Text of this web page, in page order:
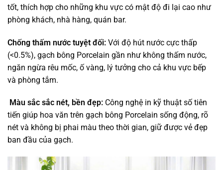
tốt, thích hợp cho những khu vực có mật độ đi lại cao như
phòng khách, nhà hàng, quán bar.
Chống thấm nước tuyệt đối: Với độ hút nước cực thấp
(<0.5%), gạch bông Porcelain gần như không thấm nước,
ngăn ngừa rêu mốc, ố vàng, lý tưởng cho cả khu vực bếp
và phòng tắm.
Màu sắc sắc nét, bền đẹp: Công nghệ in kỹ thuật số tiên
tiến giúp hoa văn trên gạch bông Porcelain sống động, rõ
nét và không bị phai màu theo thời gian, giữ được vẻ đẹp
ban đầu của gạch.